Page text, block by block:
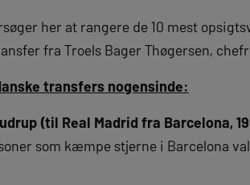
her at rangere de 10 mest
fra Troels Bager Thøgersen,
transfers nogensinde:
(til Real Madrid fra Barcelona,
som kæmpe stjerne i Barcelona